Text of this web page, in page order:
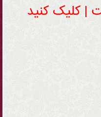
| کلیک کنید